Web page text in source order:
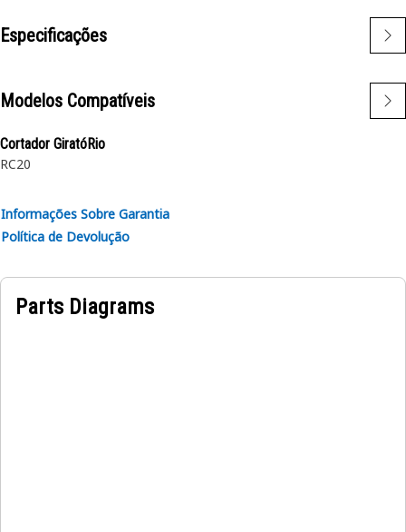
manter os componentes no lugar. A principal finalidade de
um anel de retenção interno é evitar o movimento axial ou
alojamento. Ele atua como um dispositivo de retenção,
mantendo componentes como rolamentos, eixos ou
vedações firmemente no lugar.
para fins de durabilidade, confiabilidade e produtividade.
• Feito de materiais duráveis que oferecem robustez e
recesso no diâmetro interno.
Especificações
Modelos Compatíveis
Cortador GiratóRio
RC20
Informações Sobre Garantia
Política de Devolução
Parts Diagrams